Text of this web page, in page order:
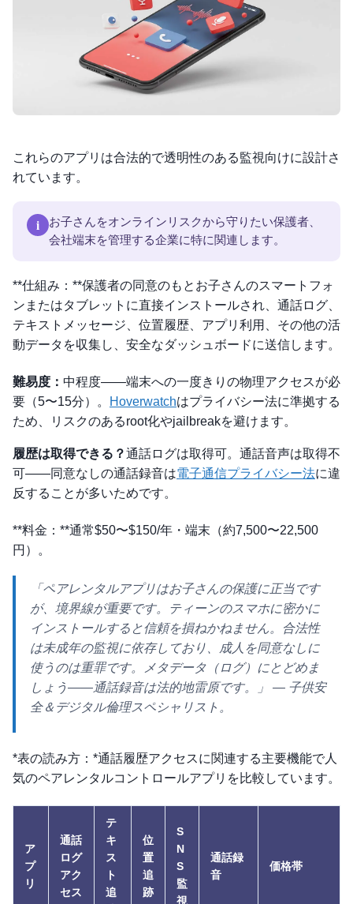
これらのアプリは合法的で透明性のある監視向けに設計さ
れています。
i
お子さんをオンラインリスクから守りたい保護者、
会社端末を管理する企業に特に関連します。
**仕組み：**保護者の同意のもとお子さんのスマートフォ
ンまたはタブレットに直接インストールされ、通話ログ、
テキストメッセージ、位置履歴、アプリ利用、その他の活
動データを収集し、安全なダッシュボードに送信します。
難易度： 中程度——端末への一度きりの物理アクセスが必
要（5〜15分）。
Hoverwatchはプライバシー法に準拠する
ため、リスクのあるroot化やjailbreakを避けます。
履歴は取得できる？通話ログは取得可。通話音声は取得不
可——同意なしの通話録音は電子通信プライバシー法に違
反することが多いためです。
**料金：**通常$50〜$150/年・端末（約7,500〜22,500
円）。
「ペアレンタルアプリはお子さんの保護に正当です
が、境界線が重要です。ティーンのスマホに密かに
インストールすると信頼を損ねかねません。合法性
は未成年の監視に依存しており、成人を同意なしに
使うのは重罪です。メタデータ（ログ）にとどめま
しょう——通話録音は法的地雷原です。」
— 子供安
全＆デジタル倫理スペシャリスト。
*表の読み方：*通話履歴アクセスに関連する主要機能で人
気のペアレンタルコントロールアプリを比較しています。
ア
プ
リ
通話
ログ
アク
セス
テ
キ
ス
ト
追
位
置
追
跡
S
N
S
監
視
通話録
音
価格帯